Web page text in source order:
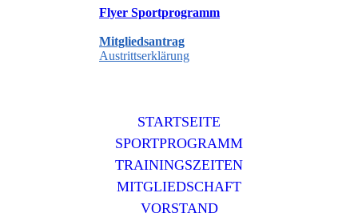
Flyer Sportprogramm
Mitgliedsantrag
Austrittserklärung
STARTSEITE
SPORTPROGRAMM
TRAININGSZEITEN
MITGLIEDSCHAFT
VORSTAND